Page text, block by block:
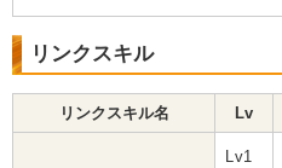
リンクスキル
リンクスキル名 Lv
Lv1